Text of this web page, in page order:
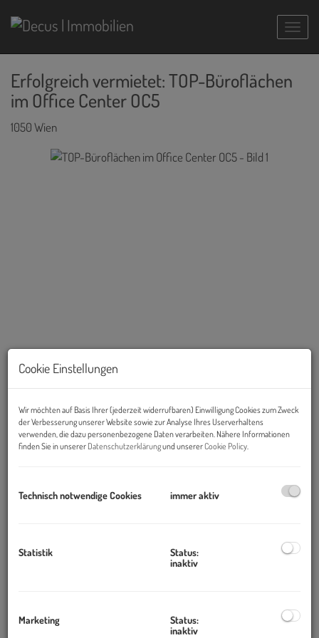
Erfolgreich vermietet: TOP-Büroflächen
im Office Center OC5
1050 Wien
Beschreibung
Der moderne Büroneubau mit attraktiver Glasfassade in zentraler
hochwertig ausgestattete Büroflächen.
Cookie Einstellungen
Wir möchten auf Basis Ihrer (jederzeit widerrufbaren) Einwilligung Cookies zum Zweck
der Verbesserung unserer Website sowie zur Analyse Ihres Userverhaltens
verwenden, die dazu personenbezogene Daten verarbeiten. Nähere Informationen
finden Sie in unserer Datenschutzerklärungund unsererCookie Policy
Technisch notwendige Cookies immer aktiv
Statistik
Status:
inaktiv
Marketing
Status:
inaktiv